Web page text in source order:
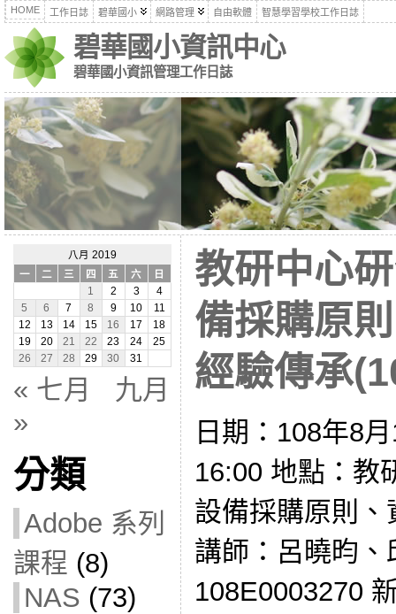
HOME 工作日誌 碧華國小 網路管理 自由軟體 智慧學習學校工作日誌
碧華國小資訊中心
碧華國小資訊管理工作日誌
八月 2019
一
二 三 四 五 六
日
1
2 3
4
5
6 7 8 9 10
11
12
13 14 15 16 17
18
19
20 21 22 23 24
25
26
27 28 29 30 31
« 七月
九月
»
分類
Adobe 系列
課程 (8)
NAS (73)
教研中心
備採購原
經驗傳承
日期：108年8
16:00 地點：教
設備採購原則
講師：呂曉昀
108E0003270